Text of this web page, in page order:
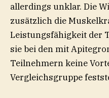
allerdings unklar. Die
zusätzlich die
Leistungsfähigkeit der
sie bei den mit
Teilnehmern keine
Vergleichsgruppe